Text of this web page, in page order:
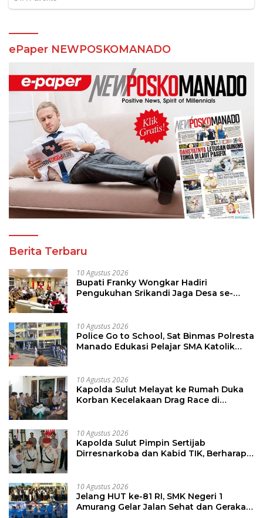
ePaper NEWPOSKOMANADO
Berita Terbaru
10 Agustus 2026
Bupati Franky Wongkar Hadiri
Pengukuhan Srikandi Jaga Desa se-
10 Agustus 2026
Police Go to School, Sat Binmas Polresta
Manado Edukasi Pelajar SMA Katolik
10 Agustus 2026
Kapolda Sulut Melayat ke Rumah Duka
Korban Kecelakaan Drag Race di
10 Agustus 2026
Kapolda Sulut Pimpin Sertijab
Dirresnarkoba dan Kabid TIK, Berharap
10 Agustus 2026
Jelang HUT ke-81 RI, SMK Negeri 1
Amurang Gelar Jalan Sehat dan Gerakan